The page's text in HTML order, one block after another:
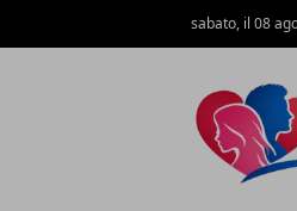
sabato, il 08